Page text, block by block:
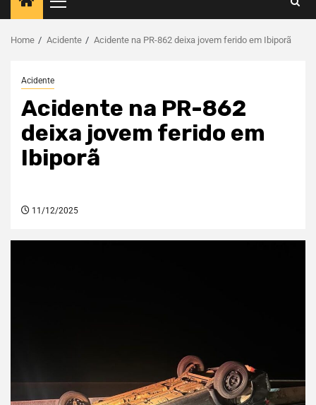
Home Acidente Acidente na PR-862 deixa jovem ferido em Ibiporã
Acidente
Acidente na PR-862
deixa jovem ferido em
Ibiporã
11/12/2025